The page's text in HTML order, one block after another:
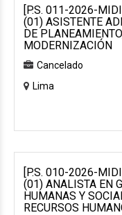
[P.S. 011-2026-
(01) ASISTENTE
DE
MODERNIZACIÓN
Cancelado
Lima
[P.S. 010-2026-
(01) ANALISTA EN
HUMANAS Y
RECURSOS